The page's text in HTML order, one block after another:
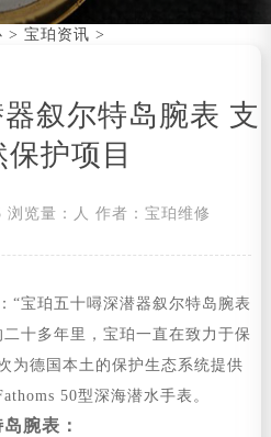
> 宝珀资讯 >
叙尔特岛腕表 支
护项目
浏览量： 人 作者：宝珀维修
“宝珀五十噚深潜器叙尔特岛腕表
十多年里，宝珀一直在致力于保
为德国本土的保护生态系统提供
50型深海潜水手表。
腕表：